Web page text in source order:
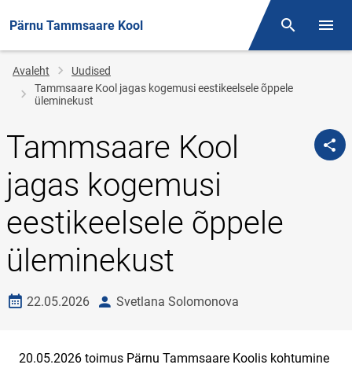
Pärnu Tammsaare Kool Otsing
Jälglink
Avaleht
Uudised
Tammsaare Kool jagas kogemusi eestikeelsele õppele
üleminekust
Tammsaare Kool
jagas kogemusi
eestikeelsele õppele
üleminekust
Loomise kuupäev
22.05.2026 autorSvetlana Solomonova
20.05.2026 toimus Pärnu Tammsaare Koolis kohtumine